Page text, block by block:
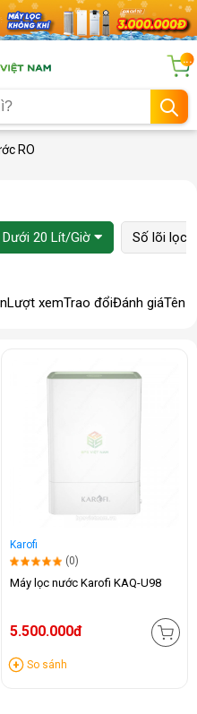
...
RO
Dưới 20 Lít/Giờ Số lõi lọc
Lượt xemTrao đổiĐánh giáTên
Karofi
(0)
Máy lọc nước Karofi KAQ-U98
5.500.000đ
So sánh